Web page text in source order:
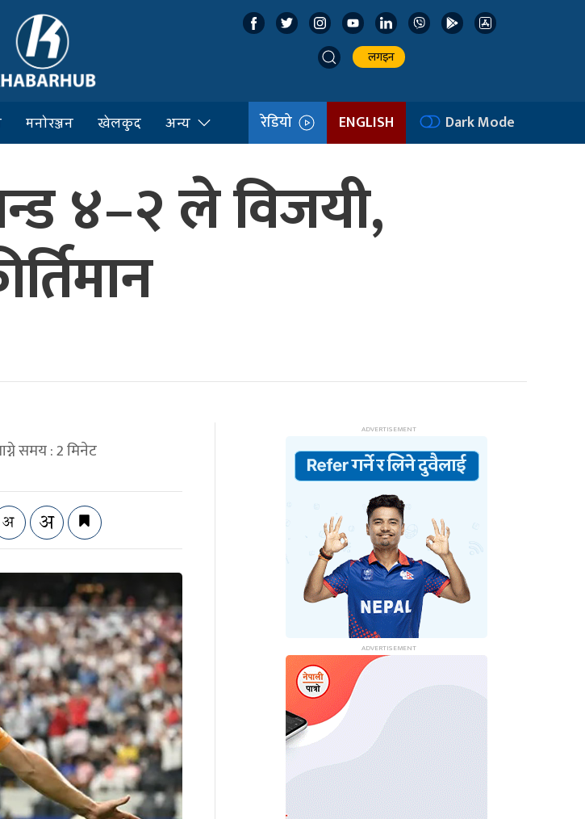
लगइन
मनोरञ्जन खेलकुद अन्य रेडियो ENGLISH Dark Mode
४–२ ले विजयी,
समय :2मिनेट